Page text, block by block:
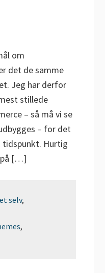
om
det de samme
Jeg har derfor
stillede
– så må vi se
– for det
tidspunkt. Hurtig
på […]
selv,
,